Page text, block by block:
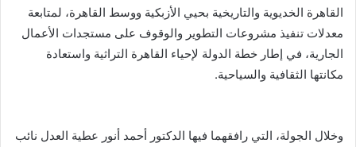
القاهرة الخديوية والتاريخية بحيي الأزبكية ووسط القاهرة، لمتابعة
معدلات تنفيذ مشروعات التطوير والوقوف على مستجدات الأعمال
الجارية، في إطار خطة الدولة لإحياء القاهرة التراثية واستعادة
مكانتها الثقافية والسياحية.
وخلال الجولة، التي رافقهما فيها الدكتور أحمد أنور عطية العدل نائب